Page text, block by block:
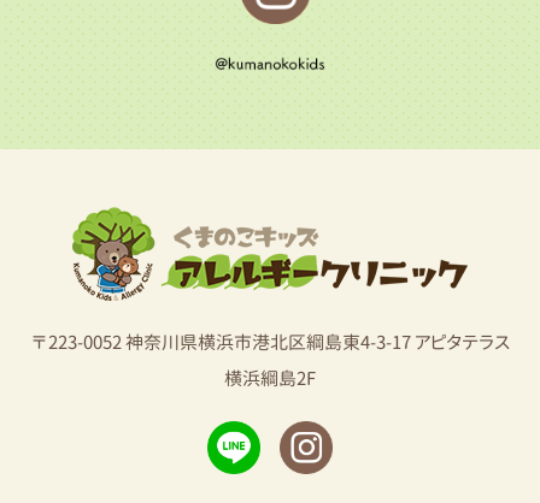
〒223-0052 神奈川県横浜市港北区綱島東4-3-17 アピタテラス
横浜綱島2F